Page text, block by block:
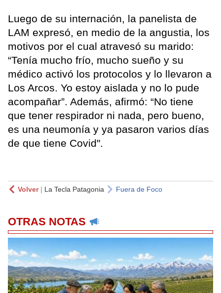
Luego de su internación, la panelista de
LAM expresó, en medio de la angustia, los
motivos por el cual atravesó su marido:
“Tenía mucho frío, mucho sueño y su
médico activó los protocolos y lo llevaron a
Los Arcos. Yo estoy aislada y no lo pude
acompañar”. Además, afirmó: “No tiene
que tener respirador ni nada, pero bueno,
es una neumonía y ya pasaron varios días
de que tiene Covid".
Volver| La Tecla Patagonia Fuera de Foco
OTRAS NOTAS